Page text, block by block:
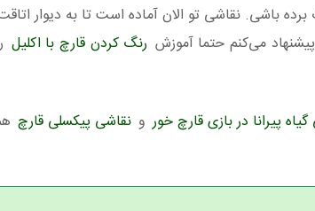
باشی. نقاشی تو الان آماده است تا به دیوار
می‌کنم حتما آموزش رنگ کردن قارچ با اکلیل
پیرانا در بازی قارچ خور و نقاشی پیکسلی قارچ